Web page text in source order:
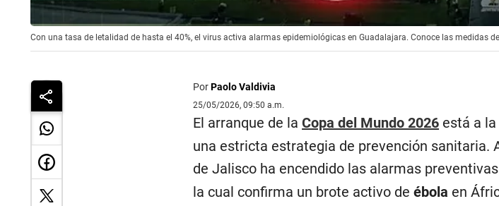
Con una tasa de letalidad de hasta el 40%, el virus activa alarmas epidemiológicas en Guadalajara. Conoce las
PorPaolo Valdivia
25/05/2026, 09:50 a.m.
El arranque de laCopa del Mundo 2026 está a
una estricta estrategia de prevención sanitaria.
de Jalisco ha encendido las alarmas
la cual confirma un brote activo deébola en